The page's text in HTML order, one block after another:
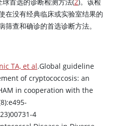
在没有经典临床或实验室结果的
查和确诊的首选诊断方法。
TA, et al.Global guideline
of cryptococcosis: an
in cooperation with the
4